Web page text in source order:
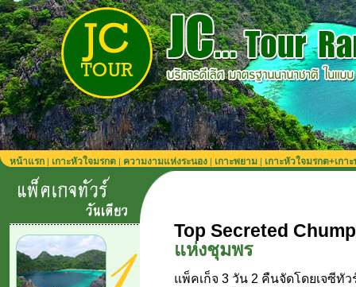
หน้าแรก | เกาะหัวใจมรกต | ความงามแห่งระนอง | เกาะพยาม | เกาะหัวใจมรกต+เกา
Top Secreted
แห่งชุมพร
แพ็คเก็จ 3 วัน 2 คืนจัดโดยเจซีทั